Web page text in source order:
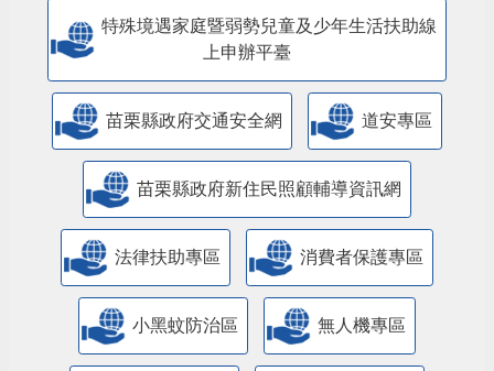
特殊境遇家庭暨弱勢兒童及少年生活扶助線
上申辦平臺
苗栗縣政府交通安全網 道安專區
苗栗縣政府新住民照顧輔導資訊網
法律扶助專區 消費者保護專區
小黑蚊防治區 無人機專區